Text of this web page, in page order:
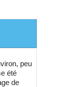
peu
été
de